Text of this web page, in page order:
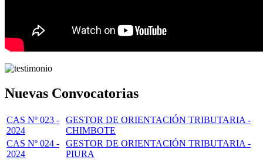
Nuevas Convocatorias
CAS Nº 023 -
2024
GESTOR DE ORIENTACIÓN TRIBUTARIA -
CHIMBOTE
CAS Nº 024 -
2024
GESTOR DE ORIENTACIÓN TRIBUTARIA -
PIURA